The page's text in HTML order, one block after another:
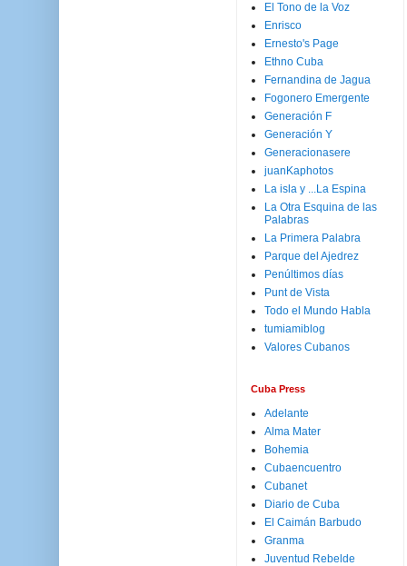
El Tono de la Voz
Enrisco
Ernesto's Page
Ethno Cuba
Fernandina de Jagua
Fogonero Emergente
Generación F
Generación Y
Generacionasere
juanKaphotos
La isla y ...La Espina
La Otra Esquina de las
Palabras
La Primera Palabra
Parque del Ajedrez
Penúltimos días
Punt de Vista
Todo el Mundo Habla
tumiamiblog
Valores Cubanos
Cuba Press
Adelante
Alma Mater
Bohemia
Cubaencuentro
Cubanet
Diario de Cuba
El Caimán Barbudo
Granma
Juventud Rebelde